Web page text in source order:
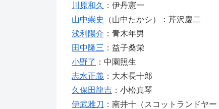
川原和久
：伊丹憲一
山中崇史
（山中たかシ）：芹沢慶二
浅利陽介 ：青木年男
田中隆三 ：益子桑栄
小野了 ：中園照生
志水正義 ：大木長十郎
久保田龍吉 ：小松真琴
伊武雅刀 ：南井十（スコットランドヤー